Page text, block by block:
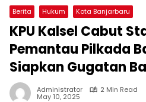
Berita Hukum Kota Banjarbaru
KPU Kalsel Cabut
Pemantau Pilkada
Siapkan Gugatan
Administrator 2 Min Read
May 10, 2025